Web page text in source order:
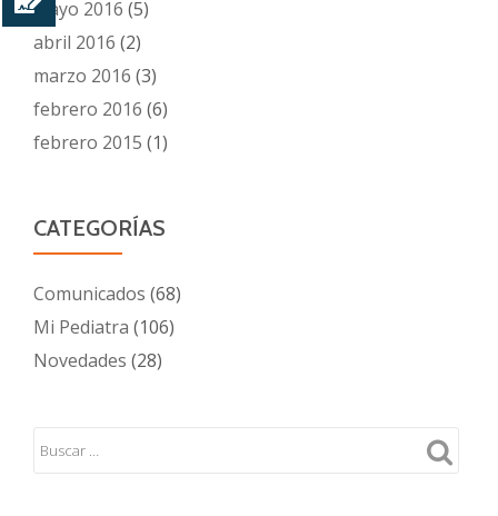
mayo 2016 (5)
abril 2016 (2)
marzo 2016 (3)
febrero 2016 (6)
febrero 2015 (1)
CATEGORÍAS
Comunicados (68)
Mi Pediatra (106)
Novedades (28)